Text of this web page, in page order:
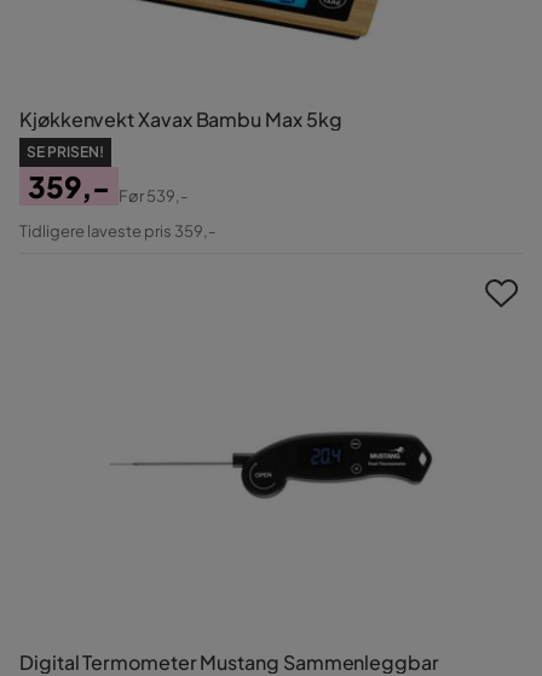
Kjøkkenvekt Xavax Bambu Max 5kg
SE PRISEN!
Pris
359,-
Original
Før539,-
Tidligere laveste pris 359,-
Digital Termometer Mustang Sammenleggbar